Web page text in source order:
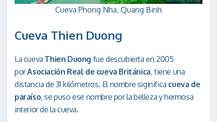
Cueva Phong Nha, Quang Binh
Cueva Thien Duong
La cueva Thien Duong fue descubierta en 2005
porAsociación Real de cueva Británica, tiene una
distancia de 31 kilómetros. El nombre siginifica cueva de
paraíso, se puso ese nombre por la belleza y hermosa
interior de la cueva.